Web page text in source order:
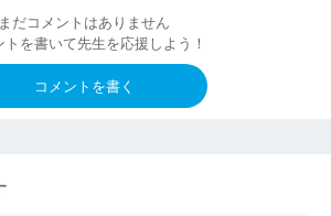
まだコメントはありません
トを書いて先生を応援しよう！
コメントを書く